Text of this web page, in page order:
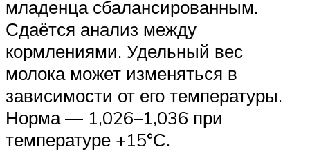
младенца сбалансированным.
Сдаётся анализ между
кормлениями. Удельный вес
молока может изменяться в
зависимости от его температуры.
Норма — 1,026–1,036 при
температуре +15°С.